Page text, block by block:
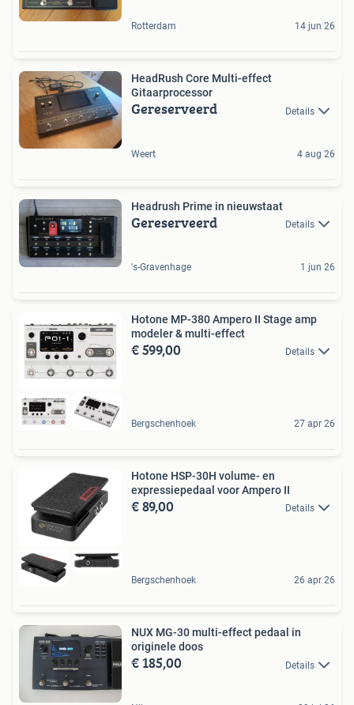
Rotterdam 14 jun 26
HeadRush Core Multi-effect
Gitaarprocessor
Gereserveerd Details
Weert 4 aug 26
Headrush Prime in nieuwstaat
Gereserveerd Details
's-Gravenhage 1 jun 26
Hotone MP-380 Ampero II Stage amp
modeler & multi-effect
€ 599,00 Details
Bergschenhoek 27 apr 26
Hotone HSP-30H volume- en
expressiepedaal voor Ampero II
€ 89,00 Details
Bergschenhoek 26 apr 26
NUX MG-30 multi-effect pedaal in
originele doos
€ 185,00 Details